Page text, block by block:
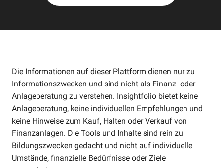
Die Informationen auf dieser Plattform dienen nur zu
Informationszwecken und sind nicht als Finanz- oder
Anlageberatung zu verstehen. Insightfolio bietet keine
Anlageberatung, keine individuellen Empfehlungen und
keine Hinweise zum Kauf, Halten oder Verkauf von
Finanzanlagen. Die Tools und Inhalte sind rein zu
Bildungszwecken gedacht und nicht auf individuelle
Umstände, finanzielle Bedürfnisse oder Ziele